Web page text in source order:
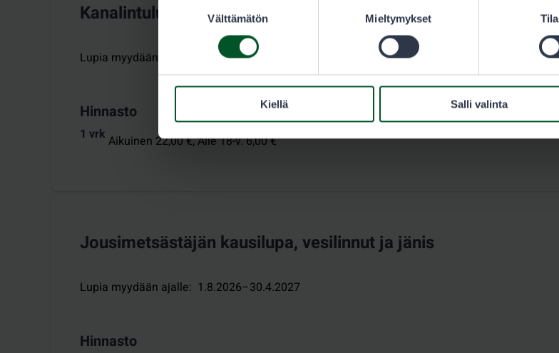
valinta
Välttämätön Mieltymykset
Kiellä Salli valinta
Kanalintulupa
Lupia myydään ajalle 10.9.–10.10.2026
Hinnasto
1 vrk Aikuinen 22,00 €,Alle 18-v. 6,00 €
Jousimetsästäjän kausilupa, vesilinnut ja jänis
Lupia myydään ajalle: 1.8.2026–30.4.2027
Hinnasto